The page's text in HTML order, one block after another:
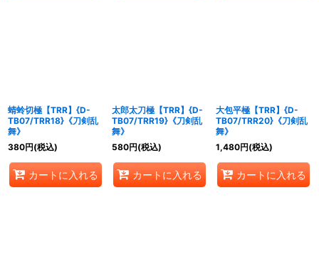
蜻蛉切極【TRR】{D-
TB07/TRR18}《刀剣乱
舞》
380円(税込)
カートに入れる
太郎太刀極【TRR】{D-
TB07/TRR19}《刀剣乱
舞》
580円(税込)
カートに入れる
大包平極【TRR】{D-
TB07/TRR20}《刀剣乱
舞》
1,480円(税込)
カートに入れる